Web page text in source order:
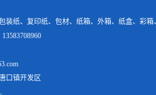
装纸、复印纸、包材、纸箱、外箱、纸盒、彩
口镇开发区